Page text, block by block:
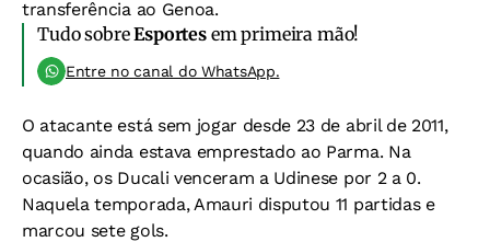
transferência ao Genoa.
Tudo sobreEsportesem primeira mão!
Entre no canal do WhatsApp.
O atacante está sem jogar desde 23 de abril de 2011,
quando ainda estava emprestado ao Parma. Na
ocasião, os Ducali venceram a Udinese por 2 a 0.
Naquela temporada, Amauri disputou 11 partidas e
marcou sete gols.